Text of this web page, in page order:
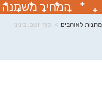
המחיר משתנה
מתנות לאוהבים > קוף יושב, בינוני